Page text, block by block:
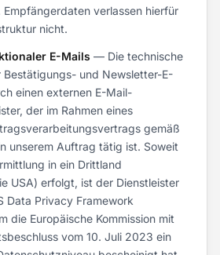
Empfängerdaten verlassen hierfür
nicht.
E-Mails — Die technische
Bestätigungs- und Newsletter-E-
einen externen E-Mail-
der im Rahmen eines
gemäß
unserem Auftrag tätig ist. Soweit
in ein Drittland
USA) erfolgt, ist der Dienstleister
Data Privacy Framework
die Europäische Kommission mit
vom 10. Juli 2023 ein